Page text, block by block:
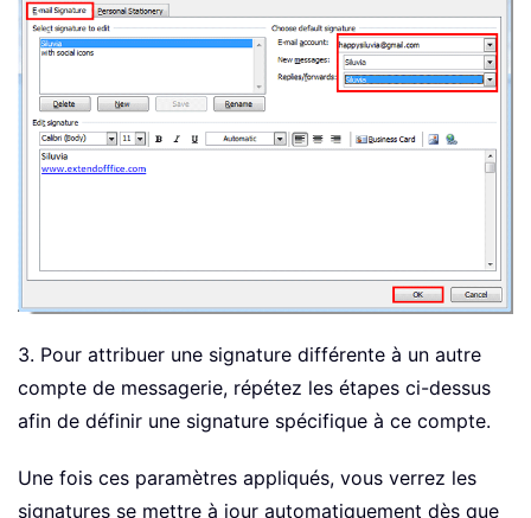
3. Pour attribuer une signature différente à un autre
compte de messagerie, répétez les étapes ci-dessus
afin de définir une signature spécifique à ce compte.
Une fois ces paramètres appliqués, vous verrez les
signatures se mettre à jour automatiquement dès que